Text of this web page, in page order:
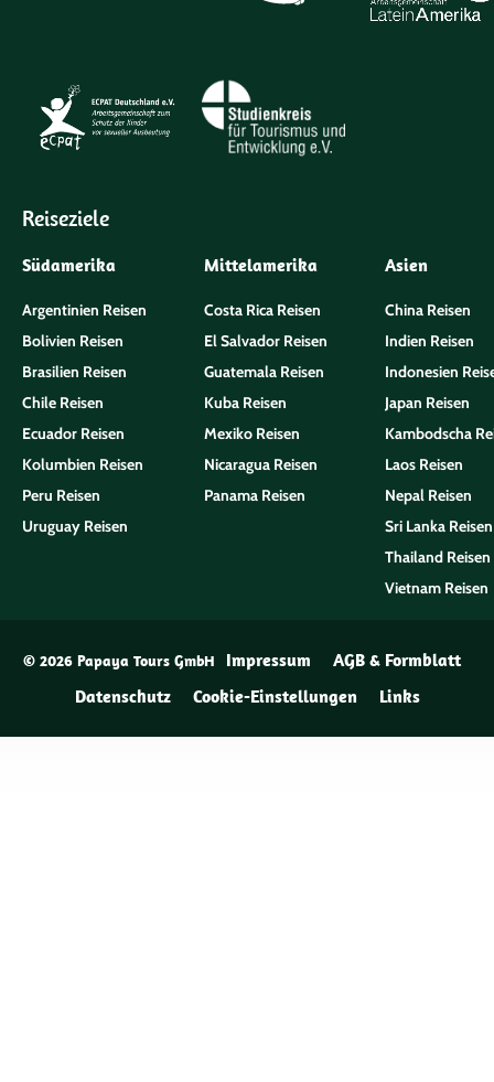
Reiseziele
Südamerika
Argentinien Reisen
Bolivien Reisen
Brasilien Reisen
Chile Reisen
Ecuador Reisen
Kolumbien Reisen
Peru Reisen
Uruguay Reisen
Mittelamerika
Costa Rica Reisen
El Salvador Reisen
Guatemala Reisen
Kuba Reisen
Mexiko Reisen
Nicaragua Reisen
Panama Reisen
Asien
China Reisen
Indien Reisen
Indonesien
Japan Reisen
Kambodscha
Laos Reisen
Nepal Reisen
Sri Lanka Reisen
Thailand Reisen
Vietnam Reisen
© 2026 Papaya Tours GmbH Impressum
AGB & Formblatt
Datenschutz
Cookie-Einstellungen Links